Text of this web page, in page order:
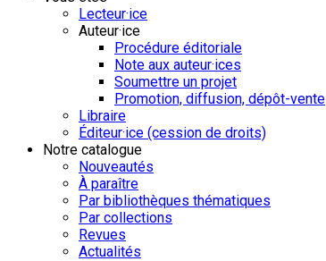
Lecteur·ice
Auteur·ice
Procédure éditoriale
Note aux auteur·ices
Soumettre un projet
Promotion, diffusion, dépôt-vente
Libraire
Éditeur·ice (cession de droits)
Notre catalogue
Nouveautés
À paraître
Par bibliothèques thématiques
Par collections
Revues
Actualités